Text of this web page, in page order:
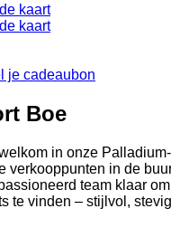
kaart
kaart
je cadeaubon
Boe
in onze
verkooppunten in de
team klaar
te vinden – stijlvol,